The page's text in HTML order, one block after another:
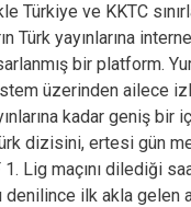
Türkiye ve KKTC
Türk yayınlarına
bir platform.
üzerinden ailece
kadar geniş bir
dizisini, ertesi gün
Lig maçını dilediği
denilince ilk akla gelen